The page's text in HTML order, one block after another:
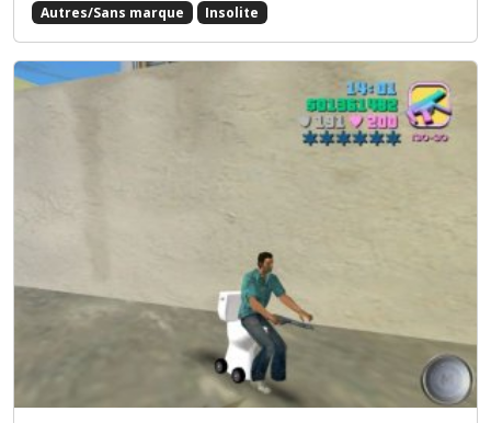
Autres/Sans marque
Insolite